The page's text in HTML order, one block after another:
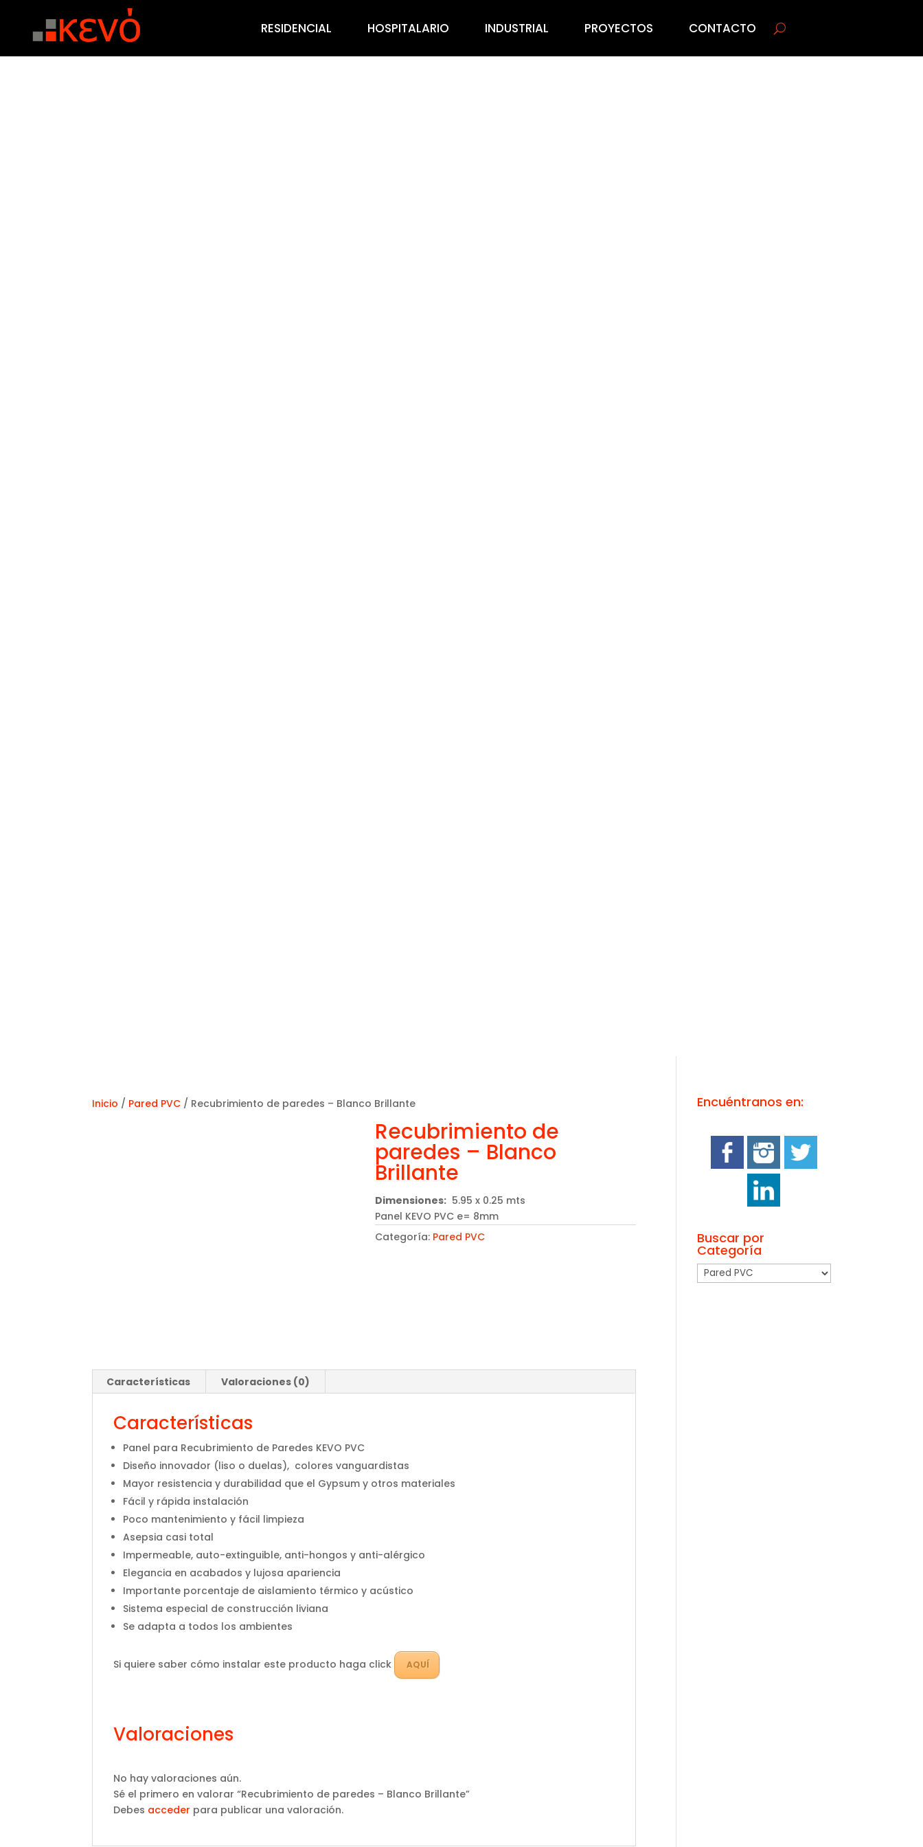
RESIDENCIAL HOSPITALARIO INDUSTRIAL PROYECTOS CONTACTO
Inicio / Pared PVC / Recubrimiento de paredes – Blanco Brillante
Recubrimiento de
paredes – Blanco
Brillante
Dimensiones: 5.95 x 0.25 mts
Panel KEVO PVC e= 8mm
Categoría: Pared PVC
Características Valoraciones (0)
Características
Panel para Recubrimiento de Paredes KEVO PVC
Diseño innovador (liso o duelas), colores vanguardistas
Mayor resistencia y durabilidad que el Gypsum y otros materiales
Fácil y rápida instalación
Poco mantenimiento y fácil limpieza
Asepsia casi total
Impermeable, auto-extinguible, anti-hongos y anti-alérgico
Elegancia en acabados y lujosa apariencia
Importante porcentaje de aislamiento térmico y acústico
Sistema especial de construcción liviana
Se adapta a todos los ambientes
Si quiere saber cómo instalar este producto haga click AQUÍ
Valoraciones
No hay valoraciones aún.
Sé el primero en valorar “Recubrimiento de paredes – Blanco Brillante”
Debes acceder para publicar una valoración.
Encuéntranos en:
Buscar por
Categoría